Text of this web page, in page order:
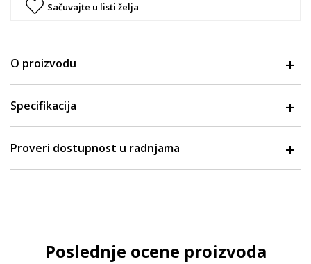
Sačuvajte u listi želja
O proizvodu
Specifikacija
Proveri dostupnost u radnjama
Poslednje ocene proizvoda